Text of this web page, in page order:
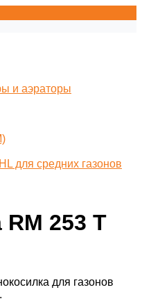
и аэраторы
для средних газонов
RM 253 T
для газонов